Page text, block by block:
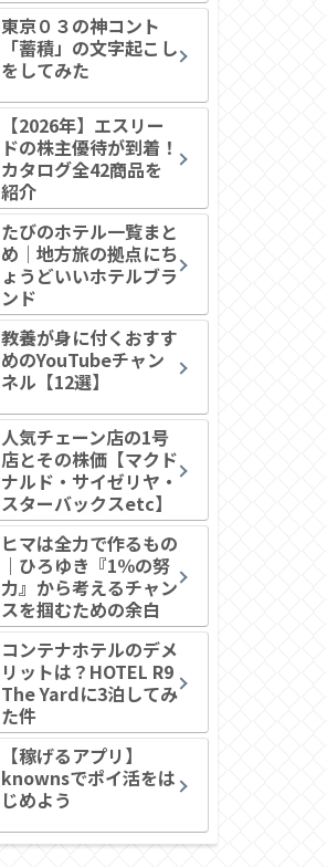
東京０３の神コント
「蓄積」の文字起こし
をしてみた
【2026年】エスリー
ドの株主優待が到着！
カタログ全42商品を
紹介
たびのホテル一覧まと
め｜地方旅の拠点にち
ょうどいいホテルブラ
ンド
教養が身に付くおすす
めのYouTubeチャン
ネル【12選】
人気チェーン店の1号
店とその株価【マクド
ナルド・サイゼリヤ・
スターバックスetc】
ヒマは全力で作るもの
｜ひろゆき『1％の努
力』から考えるチャン
スを掴むための余白
コンテナホテルのデメ
リットは？HOTEL R9
The Yardに3泊してみ
た件
【稼げるアプリ】
knownsでポイ活をは
じめよう